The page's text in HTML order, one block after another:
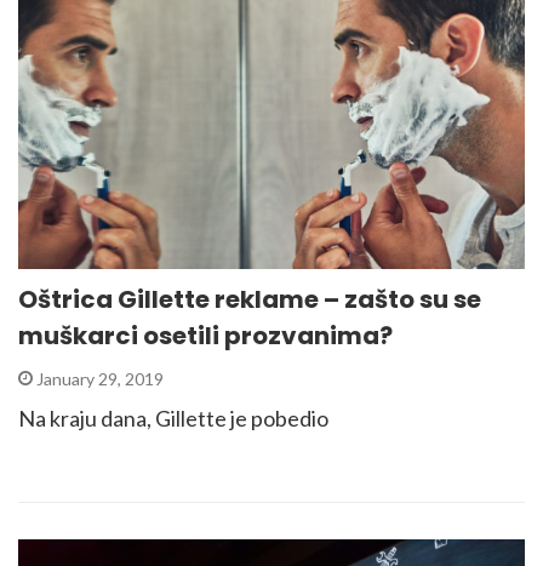
Oštrica Gillette reklame – zašto su se
muškarci osetili prozvanima?
January 29, 2019
Na kraju dana, Gillette je pobedio